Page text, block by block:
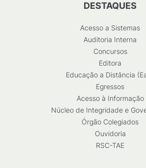
DESTAQUES
Acesso a Sistemas
Auditoria Interna
Concursos
Editora
Educação a Distância
Egressos
Acesso à Informação
Núcleo de Integridade e
Órgão Colegiados
Ouvidoria
RSC-TAE